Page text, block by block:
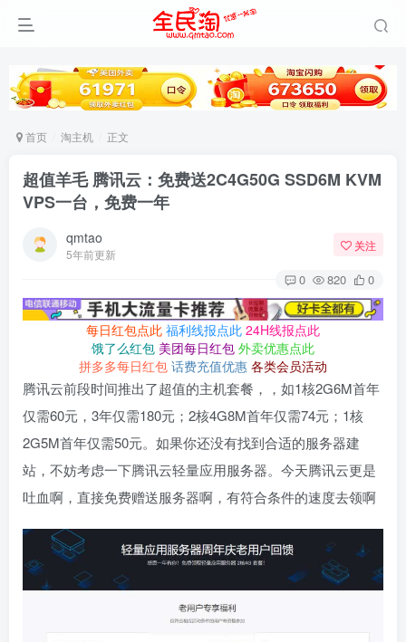
首页 淘主机 正文
超值羊毛 腾讯云：免费送2C4G50G SSD6M KVM
VPS一台，免费一年
qmtao
5年前更新
关注
0 820 0
每日红包点此 福利线报点此 24H线报点此
饿了么红包 美团每日红包 外卖优惠点此
拼多多每日红包 话费充值优惠 各类会员活动
腾讯云前段时间推出了超值的主机套餐，，如1核2G6M首年
仅需60元，3年仅需180元；2核4G8M首年仅需74元；1核
2G5M首年仅需50元。如果你还没有找到合适的服务器建
站，不妨考虑一下腾讯云轻量应用服务器。今天腾讯云更是
吐血啊，直接免费赠送服务器啊，有符合条件的速度去领啊